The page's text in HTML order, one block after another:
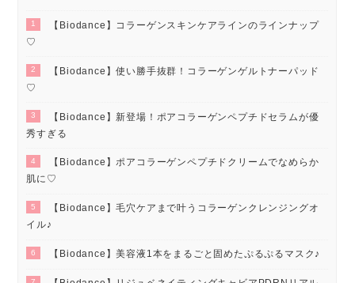
1
【Biodance】コラーゲンスキンケアラインのラインナップ
♡
2
【Biodance】使い勝手抜群！コラーゲンゲルトナーパッド
♡
3
【Biodance】新登場！ポアコラーゲンペプチドセラムが優
秀すぎる
4
【Biodance】ポアコラーゲンペプチドクリームでなめらか
肌に♡
5
【Biodance】毛穴ケアまで叶うコラーゲンクレンジングオ
イル♪
6 【Biodance】美容液1本をまるごと固めたぷるぷるマスク♪